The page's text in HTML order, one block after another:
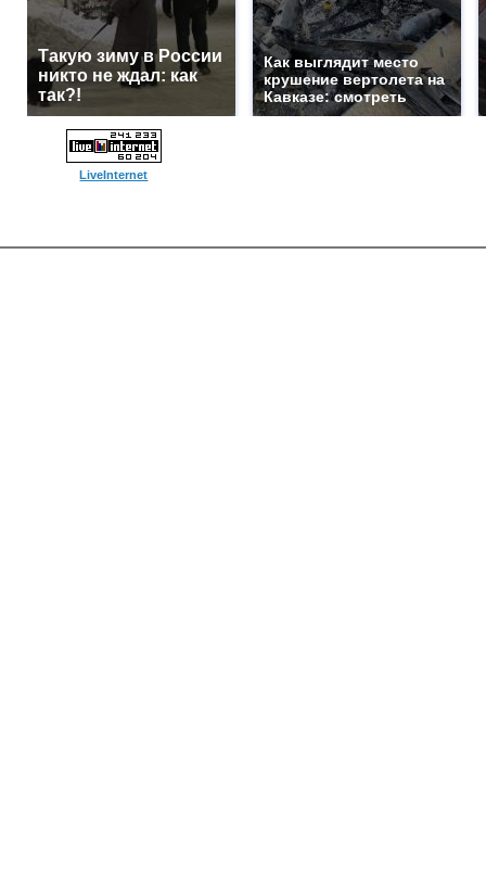
Такую зиму в России
никто не ждал: как
так?!
Как выглядит место
крушение вертолета на
Кавказе: смотреть
LiveInternet